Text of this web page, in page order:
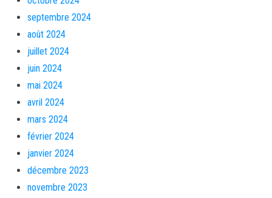
septembre 2024
août 2024
juillet 2024
juin 2024
mai 2024
avril 2024
mars 2024
février 2024
janvier 2024
décembre 2023
novembre 2023